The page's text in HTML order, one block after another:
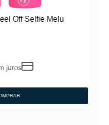
Off Selfie Melu